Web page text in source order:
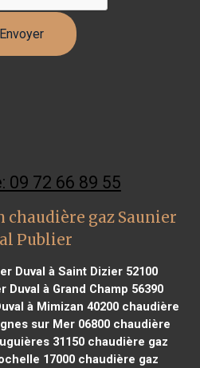
09 72 66 89 55
gaz Saunier
Publier
Duval à Saint Dizier 52100
à Grand Champ 56390
à Mimizan 40200 chaudière
sur Mer 06800chaudière
31150 chaudière gaz
17000 chaudière gaz